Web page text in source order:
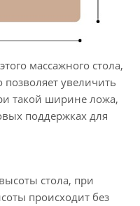
массажного стола,
позволяет увеличить
такой ширине ложа,
поддержках для
стола, при
происходит без